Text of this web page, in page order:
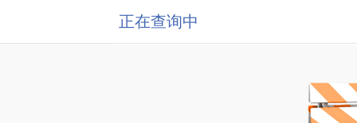
正在查询中